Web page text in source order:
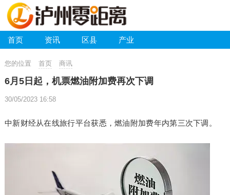
首页 资讯 区县 产业
您的位置 首页 商讯
6月5日起，机票燃油附加费再次下调
30/05/2023 16:58
中新财经从在线旅行平台获悉，燃油附加费年内第三次下调。